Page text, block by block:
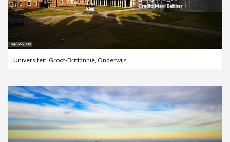
Universiteit Groot-Brittannië Onderwijs